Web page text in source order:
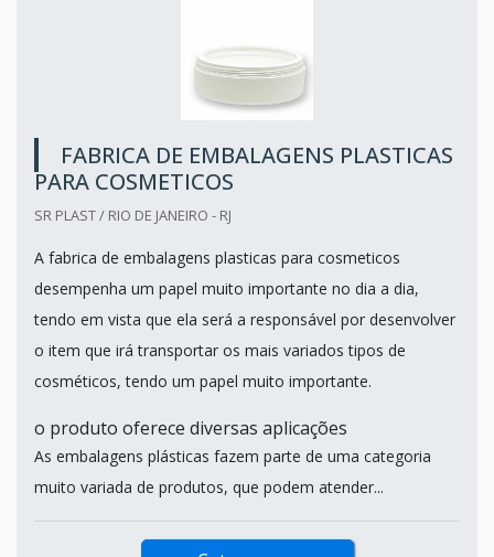
FABRICA DE EMBALAGENS PLASTICAS
PARA COSMETICOS
SR PLAST / RIO DE JANEIRO - RJ
A fabrica de embalagens plasticas para cosmeticos
desempenha um papel muito importante no dia a dia,
tendo em vista que ela será a responsável por desenvolver
o item que irá transportar os mais variados tipos de
cosméticos, tendo um papel muito importante.
o produto oferece diversas aplicações
As embalagens plásticas fazem parte de uma categoria
muito variada de produtos, que podem atender...